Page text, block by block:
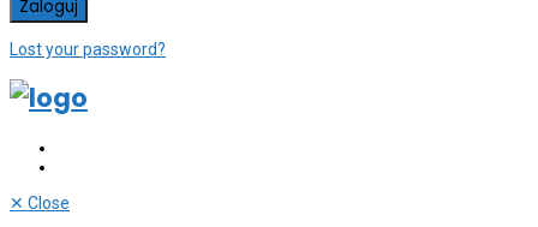
Lost your password?
✕ Close